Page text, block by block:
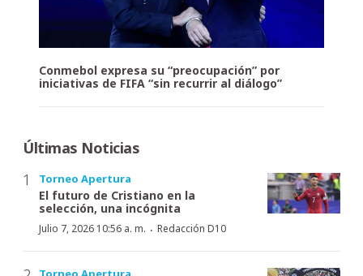
Conmebol expresa su “preocupación” por
iniciativas de FIFA “sin recurrir al diálogo”
Últimas Noticias
Torneo Apertura
El futuro de Cristiano en la
selección, una incógnita
Julio 7, 2026 10:56 a. m. · Redacción D10